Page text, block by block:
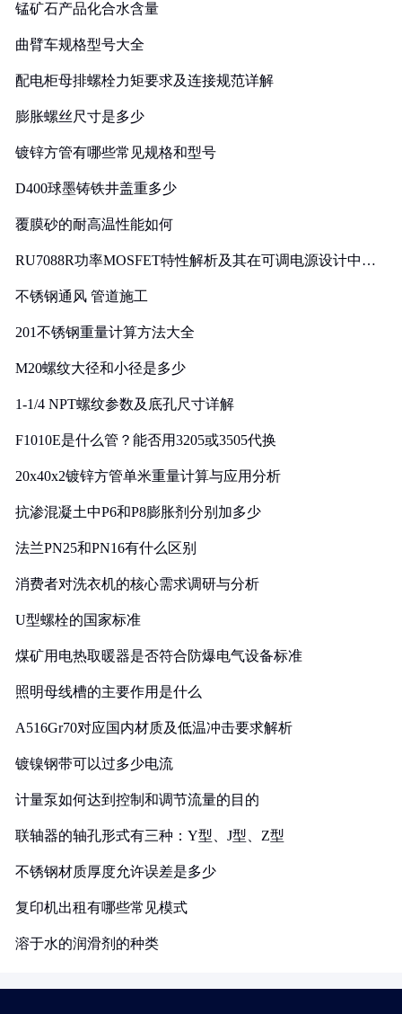
锰矿石产品化合水含量
曲臂车规格型号大全
配电柜母排螺栓力矩要求及连接规范详解
膨胀螺丝尺寸是多少
镀锌方管有哪些常见规格和型号
D400球墨铸铁井盖重多少
覆膜砂的耐高温性能如何
RU7088R功率MOSFET特性解析及其在可调电源设计中的
不锈钢通风 管道施工
201不锈钢重量计算方法大全
M20螺纹大径和小径是多少
1-1/4 NPT螺纹参数及底孔尺寸详解
F1010E是什么管？能否用3205或3505代换
20x40x2镀锌方管单米重量计算与应用分析
抗渗混凝土中P6和P8膨胀剂分别加多少
法兰PN25和PN16有什么区别
消费者对洗衣机的核心需求调研与分析
U型螺栓的国家标准
煤矿用电热取暖器是否符合防爆电气设备标准
照明母线槽的主要作用是什么
A516Gr70对应国内材质及低温冲击要求解析
镀镍钢带可以过多少电流
计量泵如何达到控制和调节流量的目的
联轴器的轴孔形式有三种：Y型、J型、Z型
不锈钢材质厚度允许误差是多少
复印机出租有哪些常见模式
溶于水的润滑剂的种类